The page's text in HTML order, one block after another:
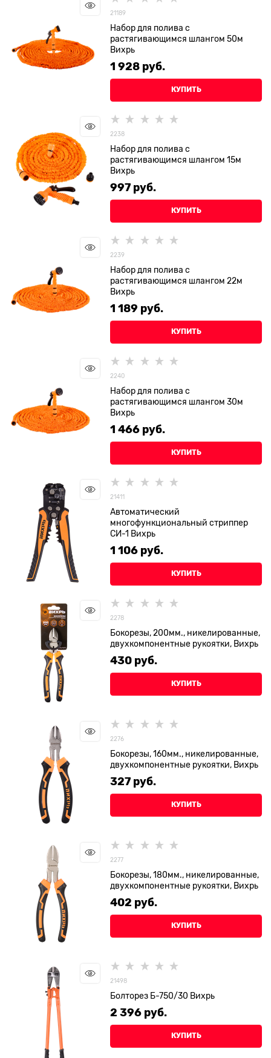
21189
Набор для полива с
растягивающимся шлангом 50м
Вихрь
1 928 руб.
КУПИТЬ
2238
Набор для полива с
растягивающимся шлангом 15м
Вихрь
997 руб.
КУПИТЬ
2239
Набор для полива с
растягивающимся шлангом 22м
Вихрь
1 189 руб.
КУПИТЬ
2240
Набор для полива с
растягивающимся шлангом 30м
Вихрь
1 466 руб.
КУПИТЬ
21411
Автоматический
многофункциональный стриппер
СИ-1 Вихрь
1 106 руб.
КУПИТЬ
2278
Бокорезы, 200мм., никелированные,
двухкомпонентные рукоятки, Вихрь
430 руб.
КУПИТЬ
2276
Бокорезы, 160мм., никелированные,
двухкомпонентные рукоятки, Вихрь
327 руб.
КУПИТЬ
2277
Бокорезы, 180мм., никелированные,
двухкомпонентные рукоятки, Вихрь
402 руб.
КУПИТЬ
21498
Болторез Б-750/30 Вихрь
2 396 руб.
КУПИТЬ